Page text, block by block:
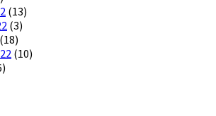
(13)
(3)
(18)
(10)